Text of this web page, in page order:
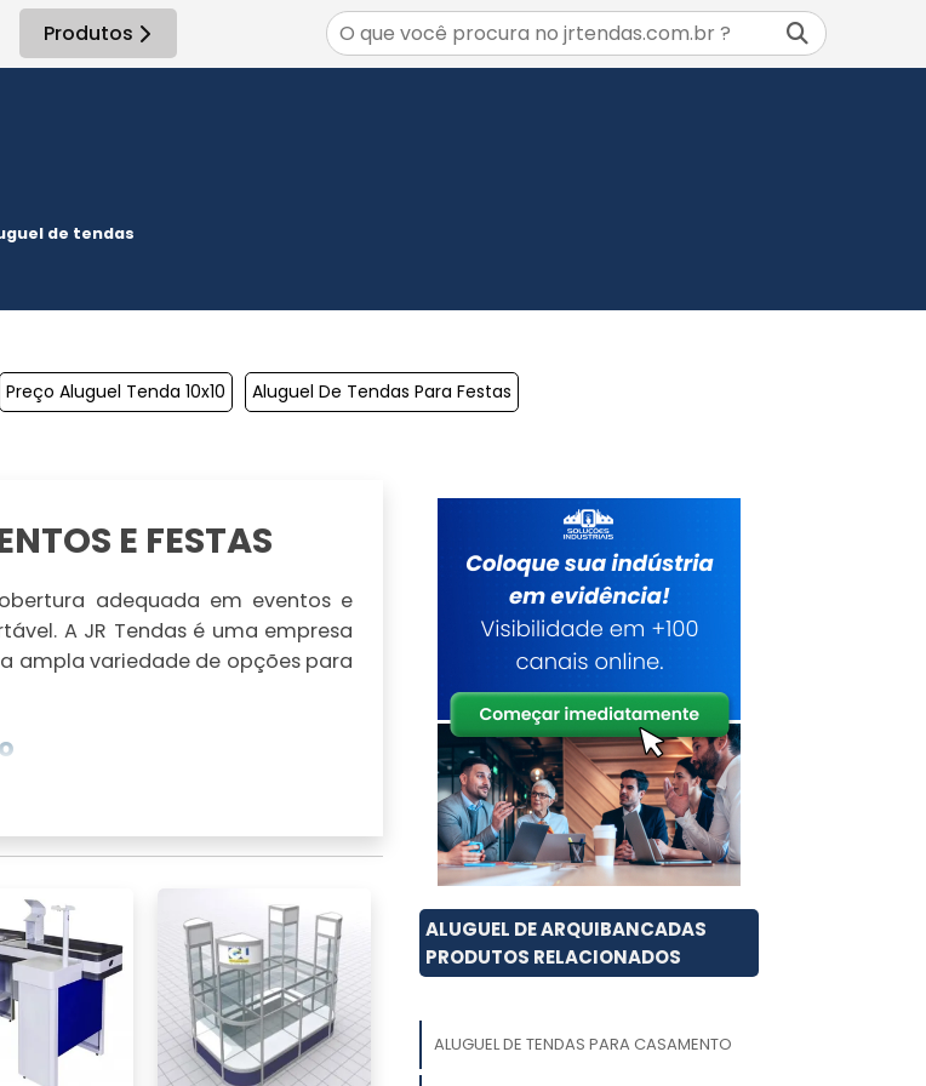
Produtos
de tendas
Preço Aluguel Tenda 10x10 Aluguel De Tendas Para Festas
E FESTAS
adequada em eventos e
A JR Tendas é uma empresa
ampla variedade de opções para
piramidais, tenda chapéu de
diferentes tipos de eventos,
realizações públicas.
Você garante flexibilidade,
de adicionar serviços adicionais,
do evento.
ALUGUEL DE ARQUIBANCADAS
PRODUTOS RELACIONADOS
ALUGUEL DE TENDAS PARA CASAMENTO